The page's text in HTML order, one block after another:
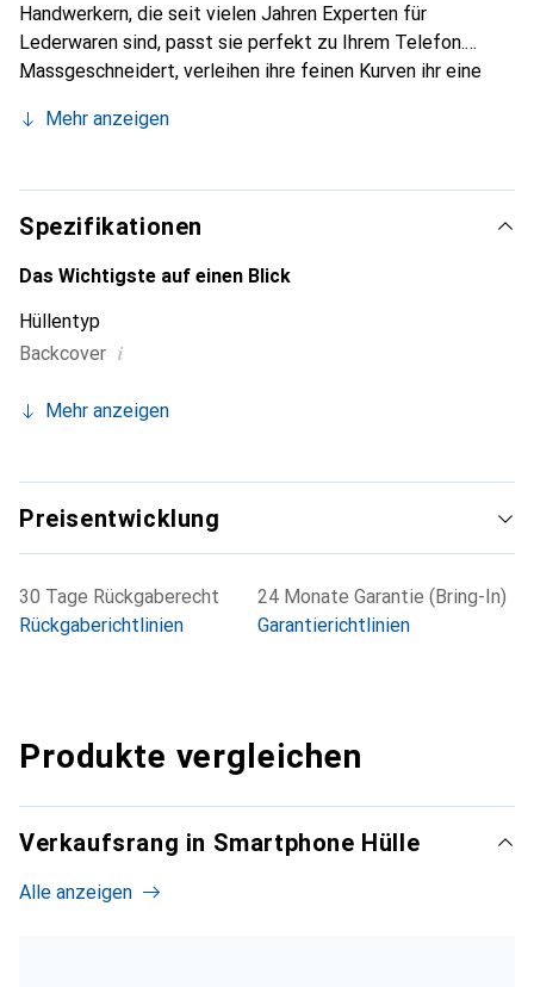
Handwerkern, die seit vielen Jahren Experten für
Lederwaren sind, passt sie perfekt zu Ihrem Telefon.
Massgeschneidert, verleihen ihre feinen Kurven ihr eine
unverzichtbaren Accessoire für Ihr Smartphone.
die Marke Noreve eine sichere Wahl für eine
anspruchsvolle Kundschaft.
Mehr anzeigen
Spezifikationen
Das Wichtigste auf einen Blick
Hüllentyp
Backcover i
Mehr anzeigen
Preisentwicklung
30 Tage Rückgaberecht
Rückgaberichtlinien
24 Monate Garantie (Bring-In)
Garantierichtlinien
Produkte vergleichen
Verkaufsrang in Smartphone Hülle
Alle anzeigen